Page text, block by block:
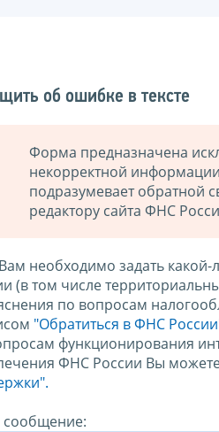
об ошибке в тексте
Форма предназначена
некорректной
подразумевает обратной
редактору сайта ФНС
необходимо задать
(в том числе
по вопросам
"Обратиться в ФНС
функционирования
ФНС России Вы